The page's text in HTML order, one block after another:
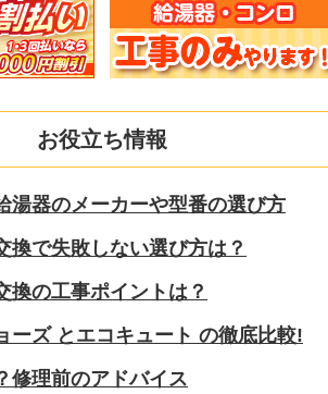
お役立ち情報
湯器のメーカーや型番の選び方
換で失敗しない選び方は？
換の工事ポイントは？
ーズ とエコキュート の徹底比較!
修理前のアドバイス